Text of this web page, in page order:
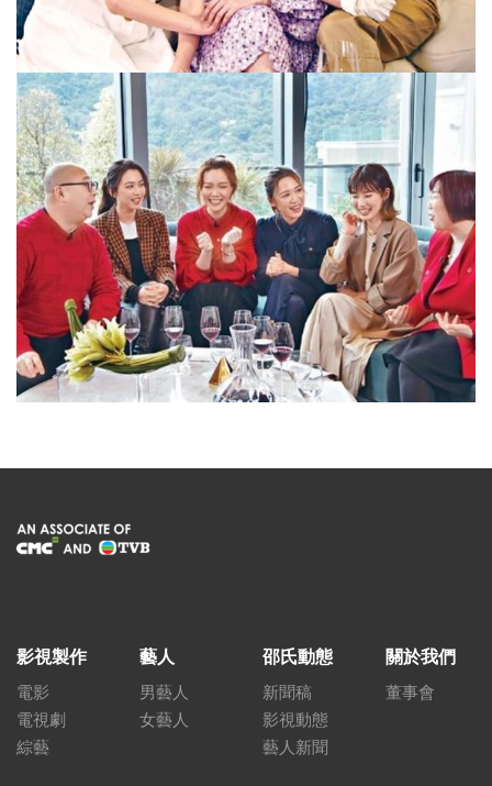
影視製作
電影
電視劇
綜藝
藝人
男藝人
女藝人
邵氏動態
新聞稿
影視動態
藝人新聞
關於我們
董事會